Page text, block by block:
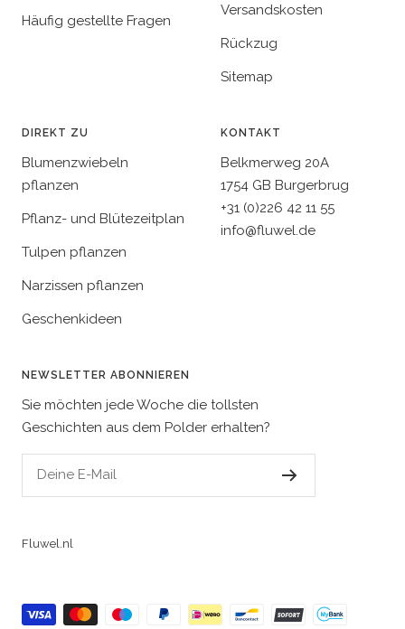
Häufig gestellte Fragen
Versandskosten
Rückzug
Sitemap
DIREKT ZU
Blumenzwiebeln
pflanzen
Pflanz- und Blütezeitplan
Tulpen pflanzen
Narzissen pflanzen
Geschenkideen
KONTAKT
Belkmerweg 20A
1754 GB Burgerbrug
+31 (0)226 42 11 55
info@fluwel.de
NEWSLETTER ABONNIEREN
Sie möchten jede Woche die tollsten
Geschichten aus dem Polder erhalten?
Deine E-Mail
Fluwel.nl